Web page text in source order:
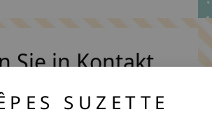
Sie in Kontakt
SUZETTE